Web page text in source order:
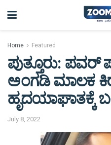
Home Featured
ಪುತ್ತೂರು: ಪವರ್
ಅಂಗಡಿ ಮಾಲಕ
ಹೃದಯಾಘಾತಕ್ಕೆ
July 8, 2022